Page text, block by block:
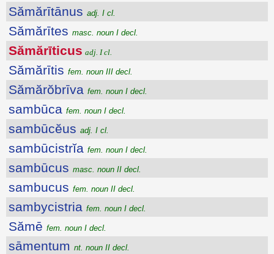
Sămărītānus adj. I cl.
Sămărītes masc. noun I decl.
Sămărīticus adj. I cl.
Sămărītis fem. noun III decl.
Sămărŏbrīva fem. noun I decl.
sambūca fem. noun I decl.
sambūcĕus adj. I cl.
sambūcistrĭa fem. noun I decl.
sambūcus masc. noun II decl.
sambucus fem. noun II decl.
sambycistria fem. noun I decl.
Sămē fem. noun I decl.
sāmentum nt. noun II decl.